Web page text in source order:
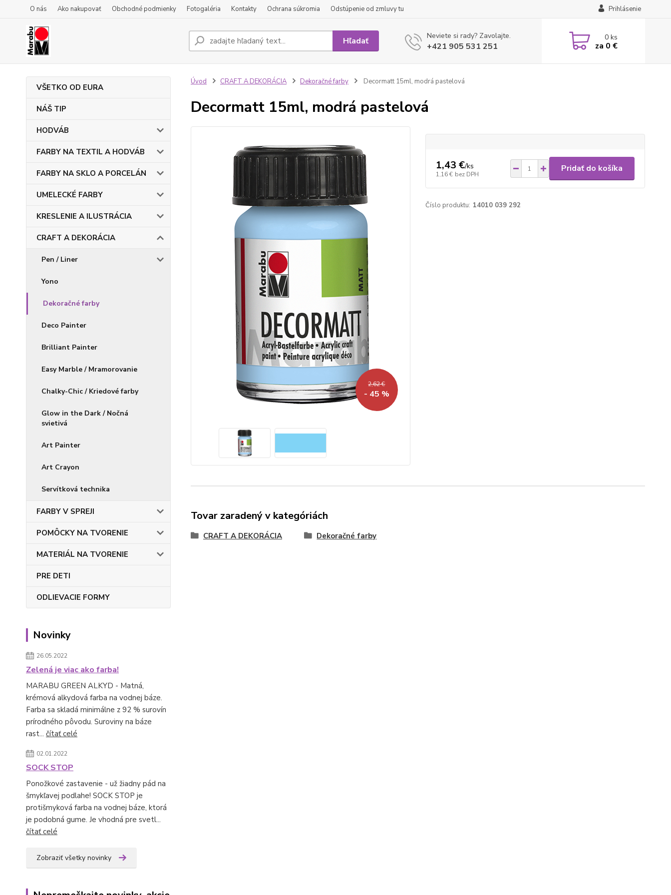
O nás Ako nakupovať Obchodné podmienky Fotogaléria Kontakty Ochrana súkromia Odstúpenie od zmluvy tu Prihlásenie
Hľadať Neviete si rady? Zavolajte.
+421 905 531 251
0ks
za 0 €
VŠETKO OD EURA
NÁŠ TIP
HODVÁB
FARBY NA TEXTIL A HODVÁB
FARBY NA SKLO A PORCELÁN
UMELECKÉ FARBY
KRESLENIE A ILUSTRÁCIA
CRAFT A DEKORÁCIA
Pen / Liner
Yono
Dekoračné farby
Deco Painter
Brilliant Painter
Easy Marble / Mramorovanie
Chalky-Chic / Kriedové farby
Glow in the Dark / Nočná
svietivá
Art Painter
Art Crayon
Servítková technika
FARBY V SPREJI
POMÔCKY NA TVORENIE
MATERIÁL NA TVORENIE
PRE DETI
ODLIEVACIE FORMY
Novinky
26.05.2022
Zelená je viac ako farba!
MARABU GREEN ALKYD - Matná,
krémová alkydová farba na vodnej báze.
Farba sa skladá minimálne z 92 % surovín
prírodného pôvodu. Suroviny na báze
rast... čítať celé
02.01.2022
SOCK STOP
Ponožkové zastavenie - už žiadny pád na
šmykľavej podlahe! SOCK STOP je
protišmyková farba na vodnej báze, ktorá
je podobná gume. Je vhodná pre svetl...
čítať celé
Zobraziť všetky novinky
Úvod CRAFT A DEKORÁCIA Dekoračné farby Decormatt 15ml, modrá pastelová
Decormatt 15ml, modrá pastelová
2,62 €
- 45 %
1,43 €/ks
1,16 € bez DPH
Pridať do košíka
Číslo produktu: 14010 039 292
Tovar zaradený v kategóriách
CRAFT A DEKORÁCIA Dekoračné farby